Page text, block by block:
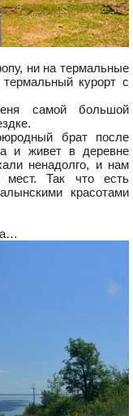
ни на термальные
курорт с
самой большой
брат после
и живет в деревне
ненадолго, и нам
мест. Так что есть
красотами